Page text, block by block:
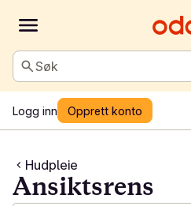
Søk
Logg inn Opprett konto
Hudpleie
Ansiktsrens